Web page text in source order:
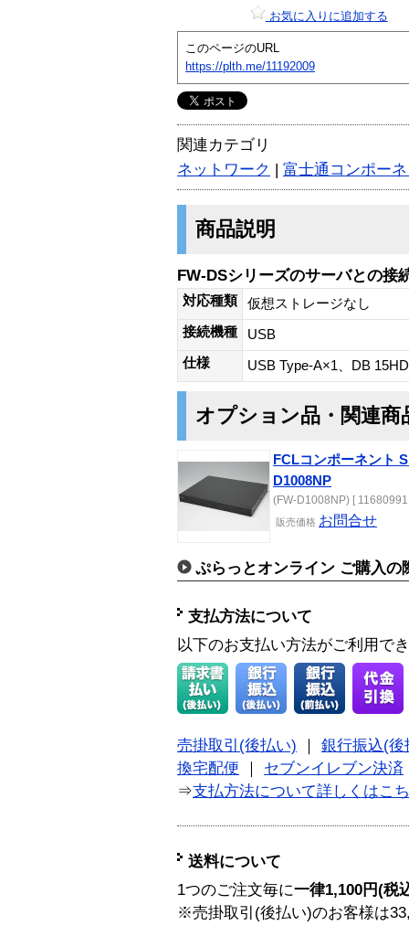
お気に入りに追加する
このページのURL
https://plth.me/11192009
関連カテゴリ
ネットワーク | 富士通コンポー
商品説明
FW-DSシリーズのサーバとの接
対応種類
仮想ストレージなし
接続機種
USB
仕様
USB Type-A×1、DB
オプション品・関連商
FCLコンポーネント
D1008NP
(FW-D1008NP) [
販売価格 お問合せ
ぷらっとオンライン ご購入の
支払方法について
以下のお支払い方法がご利用で
売掛取引(後払い)
銀行振込(後
換宅配便
セブンイレブン決済
⇒支払方法について詳しくはこ
送料について
1つのご注文毎に一律1,100円(税
※売掛取引(後払い)のお客様は